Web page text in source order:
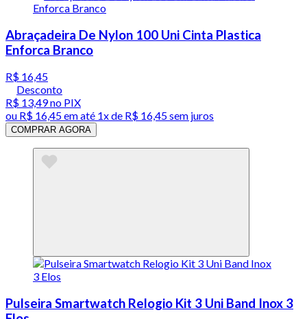
Abraçadeira De Nylon 100 Uni Cinta Plastica
Enforca Branco
R$ 16,45
Desconto
R$ 13,49no PIX
ou R$ 16,45em até 1x de R$ 16,45sem juros
COMPRAR AGORA
Pulseira Smartwatch Relogio Kit 3 Uni Band Inox 3